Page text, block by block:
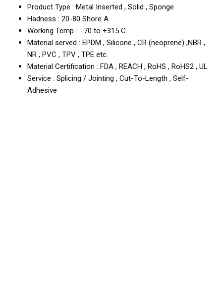
Product Type : Metal Inserted , Solid , Sponge
Hadness : 20-80 Shore A
Working Temp. : -70 to +315 C
Material served : EPDM , Silicone , CR (neoprene) ,NBR ,
NR , PVC , TPV , TPE etc.
Material Certification : FDA , REACH , RoHS , RoHS2 , UL
Service : Splicing / Jointing , Cut-To-Length , Self-
Adhesive